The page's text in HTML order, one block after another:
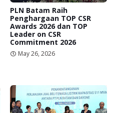
PLN Batam Raih
Penghargaan TOP CSR
Awards 2026 dan TOP
Leader on CSR
Commitment 2026
May 26, 2026